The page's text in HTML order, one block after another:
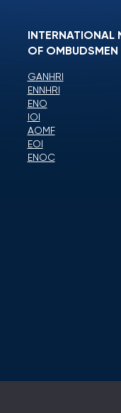
INTERNATIONAL
OF OMBUDSMEN
GANHRI
ENNHRI
ENO
IOI
AOMF
EOI
ENOC